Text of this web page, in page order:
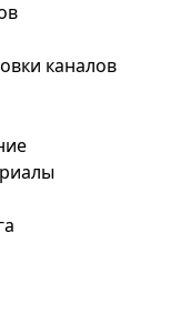
каналов